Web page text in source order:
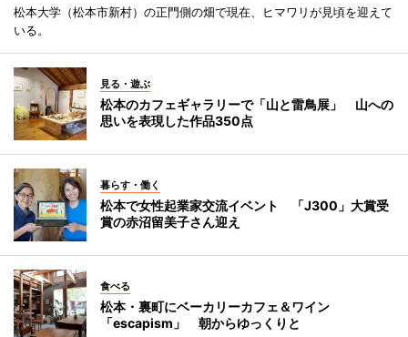
松本大学（松本市新村）の正門側の畑で現在、ヒマワリが見頃を迎えて
いる。
見る・遊ぶ
松本のカフェギャラリーで「山と雷鳥展」 山への
思いを表現した作品350点
暮らす・働く
松本で女性起業家交流イベント 「J300」大賞受
賞の赤沼留美子さん迎え
食べる
松本・裏町にベーカリーカフェ＆ワイン
「escapism」 朝からゆっくりと